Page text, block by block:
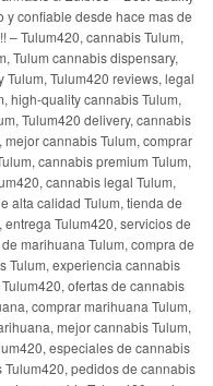
y confiable desde hace mas de
– Tulum420, cannabis Tulum,
Tulum cannabis dispensary,
Tulum420 reviews, legal
high-quality cannabis Tulum,
Tulum420 delivery, cannabis
cannabis Tulum, comprar
cannabis premium Tulum,
cannabis legal Tulum,
alta calidad Tulum, tienda de
Tulum420, servicios de
marihuana Tulum, compra de
Tulum, experiencia cannabis
ofertas de cannabis
comprar marihuana Tulum,
mejor cannabis Tulum,
especiales de cannabis
pedidos de cannabis